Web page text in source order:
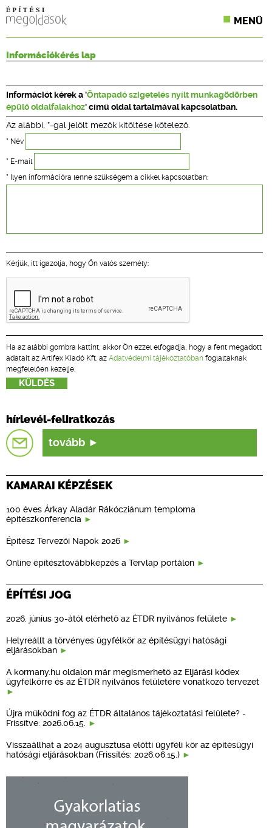
MENÜ
CPR TERMÉKKIÍRÁS
ÉPÍTÉSI JOG
ONLINE KÉPZÉSEK
TERVEZÉSI SEGÉDLETEK
Információkérés lap
Információt kérek a 'Öntapadó szigetelés nyílt munkagödörben
épülő oldalfalakhoz' című oldal tartalmával kapcsolatban.
Az alábbi, *-gal jelölt mezők kitöltése kötelező.
* Név
* E-mail
* Ilyen információra lenne szükségem a cikkel kapcsolatban:
Kérjük, itt igazolja, hogy Ön valós személy:
Ha az alábbi gombra kattint, akkor Ön ezzel elfogadja, hogy a fent megadott
adatait az Artifex Kiadó Kft. az Adatvédelmi tájékoztatóban foglaltaknak
megfelelően kezelje.
hírlevél-feliratkozás
tovább
KAMARAI KÉPZÉSEK
100 éves Árkay Aladár Rákócziánum temploma
építészkonferencia
Építész Tervezői Napok 2026
Online építésztovábbképzés a Tervlap portálon
ÉPÍTÉSI JOG
2026. június 30-ától elérhető az ÉTDR nyilvános felülete
Helyreállt a törvényes ügyfélkör az építésügyi hatósági
eljárásokban
A kormany.hu oldalon már megismerhető az Eljárási kódex
ügyfélkörre és az ÉTDR nyilvános felületére vonatkozó tervezet
Újra működni fog az ÉTDR általános tájékoztatási felülete? -
Frissítve: 2026.06.15.
Visszaállhat a 2024 augusztusa előtti ügyféli kör az építésügyi
hatósági eljárásokban (Frissítés: 2026.06.15.)